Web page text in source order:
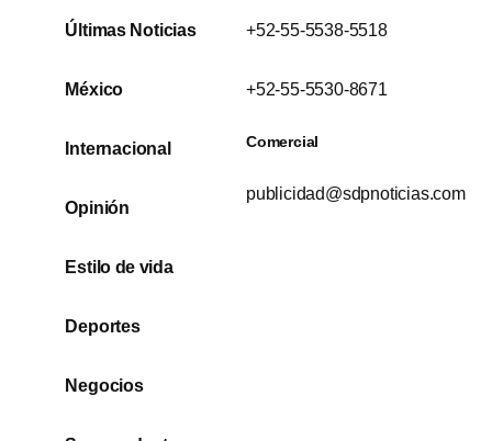
Últimas Noticias
México
Internacional
Opinión
Estilo de vida
Deportes
Negocios
+52-55-5538-5518
+52-55-5530-8671
Comercial
publicidad@sdpnoticias.com